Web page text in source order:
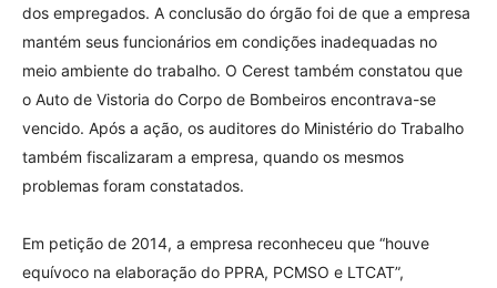
dos empregados. A conclusão do órgão foi de que a empresa
mantém seus funcionários em condições inadequadas no
meio ambiente do trabalho. O Cerest também constatou que
o Auto de Vistoria do Corpo de Bombeiros encontrava-se
vencido. Após a ação, os auditores do Ministério do Trabalho
também fiscalizaram a empresa, quando os mesmos
problemas foram constatados.
Em petição de 2014, a empresa reconheceu que “houve
equívoco na elaboração do PPRA, PCMSO e LTCAT”,